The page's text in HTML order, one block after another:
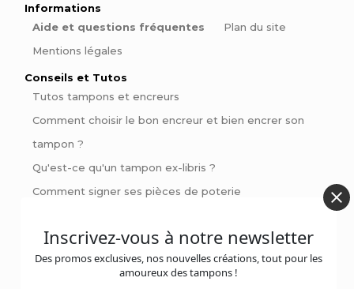
Informations
Aide et questions fréquentes
Plan du site
Mentions légales
Conseils et Tutos
Tutos tampons et encreurs
Comment choisir le bon encreur et bien encrer son
tampon ?
Qu'est-ce qu'un tampon ex-libris ?
Comment signer ses pièces de poterie
avec style
Inscrivez-vous à notre newsletter
Des promos exclusives, nos nouvelles créations, tout pour les
amoureux des tampons !